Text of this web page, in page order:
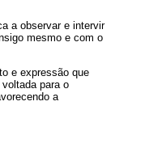
a observar e intervir
mesmo e com o
e expressão que
para o
a